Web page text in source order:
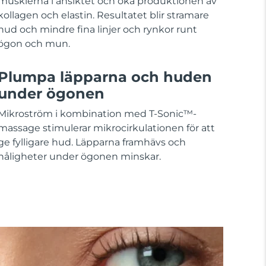
och elastin. Resultatet blir stramare
och mindre fina linjer och rynkor runt
och mun.
läpparna och huden
ögonen
i kombination med T-Sonic™-
stimulerar mikrocirkulationen för att
fylligare hud. Läpparna framhävs och
under ögonen minskar.